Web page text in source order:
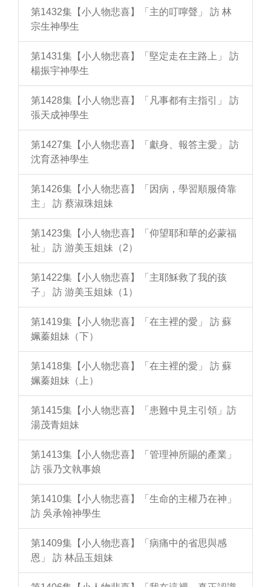
第1432集【小人物悲喜】「主的叮嚀聲」 訪 林
宗生神學生
第1431集【小人物悲喜】「堅定走在主路上」 訪
楊振宇神學生
第1428集【小人物悲喜】「凡事都有主指引」 訪
張天成神學生
第1427集【小人物悲喜】「獻身、報答主愛」 訪
沈育丞神學生
第1426集【小人物悲喜】「因病，學習順服倚靠
主」 訪 蔡淑珠姐妹
第1423集【小人物悲喜】「仰望耶和華的必蒙福
祉」 訪 游美玉姐妹（2）
第1422集【小人物悲喜】「主耶穌救了我的孩
子」 訪 游美玉姐妹（1）
第1419集【小人物悲喜】「在主裡的愛」 訪 蘇
姵蓁姐妹（下）
第1418集【小人物悲喜】「在主裡的愛」 訪 蘇
姵蓁姐妹（上）
第1415集【小人物悲喜】「患難中見主引領」訪
湯茂青姐妹
第1413集【小人物悲喜】「管理神所賜的產業」
訪 張乃文執事娘
第1410集【小人物悲喜】「生命的主權乃在神」
訪 吳承翰神學生
第1409集【小人物悲喜】「病痛中的省思與感
恩」 訪 林品玉姐妹